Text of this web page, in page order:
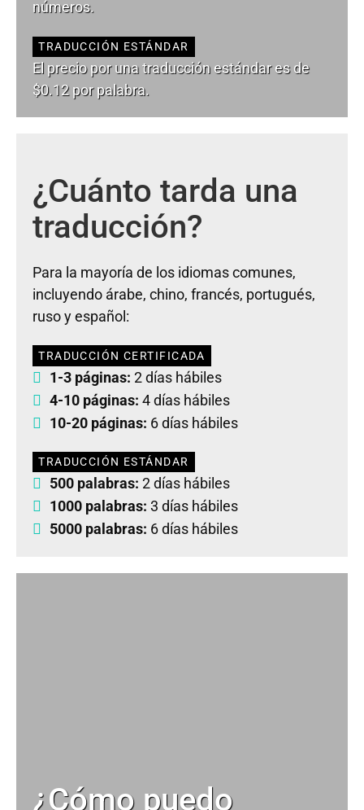
números.
TRADUCCIÓN ESTÁNDAR
El precio por una traducción estándar es de
$0.12 por palabra.
¿Cuánto tarda una
traducción?
Para la mayoría de los idiomas comunes,
incluyendo árabe, chino, francés, portugués,
ruso y español:
TRADUCCIÓN CERTIFICADA
1-3 páginas: 2 días hábiles
4-10 páginas: 4 días hábiles
10-20 páginas: 6 días hábiles
TRADUCCIÓN ESTÁNDAR
500 palabras: 2 días hábiles
1000 palabras: 3 días hábiles
5000 palabras: 6 días hábiles
¿Cómo puedo